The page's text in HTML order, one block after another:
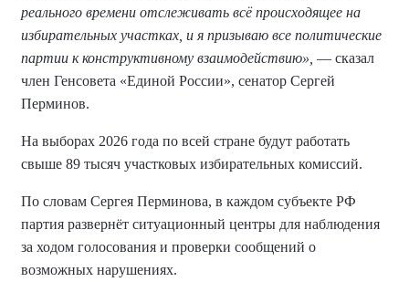
реального времени отслеживать всё происходящее на
избирательных участках, и я призываю все политические
партии к конструктивному взаимодействию», — сказал
член Генсовета «Единой России», сенатор Сергей
Перминов.
На выборах 2026 года по всей стране будут работать
свыше 89 тысяч участковых избирательных комиссий.
По словам Сергея Перминова, в каждом субъекте РФ
партия развернёт ситуационный центры для наблюдения
за ходом голосования и проверки сообщений о
возможных нарушениях.